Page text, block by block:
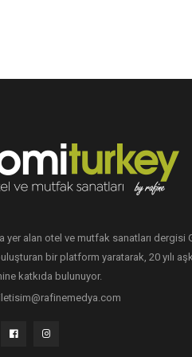
yer alan otel ve mutfak sanatları dergisi
bir platform yaratarak, 20 yılı
katkıda bulunuyor.
iletisim@rafinemedya.com